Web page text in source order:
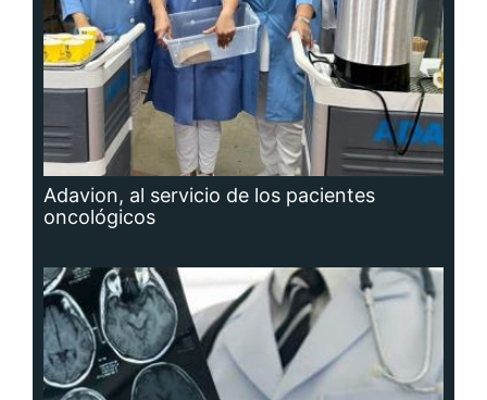
Adavion, al servicio de los pacientes
oncológicos